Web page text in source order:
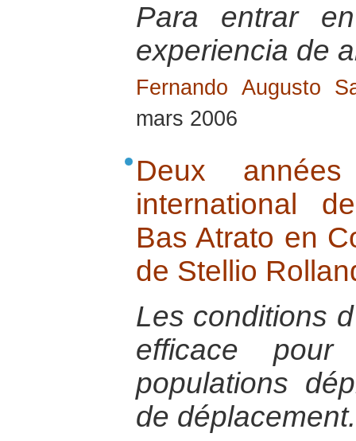
Para entrar
experiencia de
Fernando Augusto
mars 2006
Deux années
international
Bas Atrato en
de Stellio
Les conditions
efficace
populations
de déplacement.